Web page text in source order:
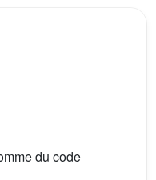
du code